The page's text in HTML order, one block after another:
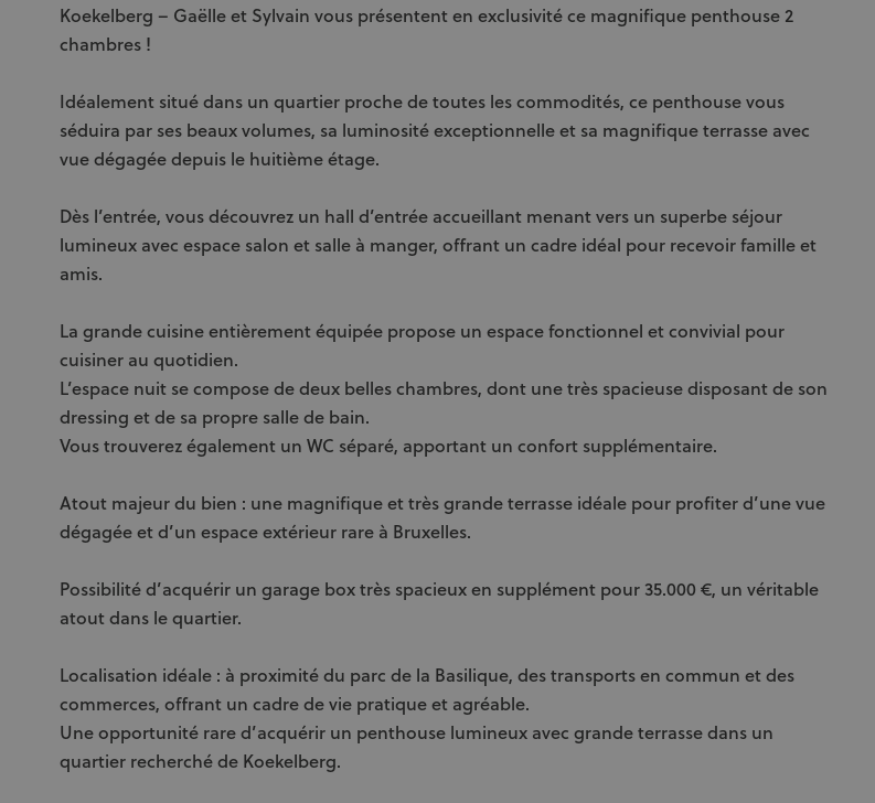
Koekelberg – Gaëlle et Sylvain vous présentent en exclusivité ce magnifique penthouse 2
chambres !
Idéalement situé dans un quartier proche de toutes les commodités, ce penthouse vous
séduira par ses beaux volumes, sa luminosité exceptionnelle et sa magnifique terrasse avec
vue dégagée depuis le huitième étage.
Dès l’entrée, vous découvrez un hall d’entrée accueillant menant vers un superbe séjour
lumineux avec espace salon et salle à manger, offrant un cadre idéal pour recevoir famille et
amis.
La grande cuisine entièrement équipée propose un espace fonctionnel et convivial pour
cuisiner au quotidien.
L’espace nuit se compose de deux belles chambres, dont une très spacieuse disposant de son
dressing et de sa propre salle de bain.
Vous trouverez également un WC séparé, apportant un confort supplémentaire.
Atout majeur du bien : une magnifique et très grande terrasse idéale pour profiter d’une vue
dégagée et d’un espace extérieur rare à Bruxelles.
Possibilité d’acquérir un garage box très spacieux en supplément pour 35.000 €, un véritable
atout dans le quartier.
Localisation idéale : à proximité du parc de la Basilique, des transports en commun et des
commerces, offrant un cadre de vie pratique et agréable.
Une opportunité rare d’acquérir un penthouse lumineux avec grande terrasse dans un
quartier recherché de Koekelberg.